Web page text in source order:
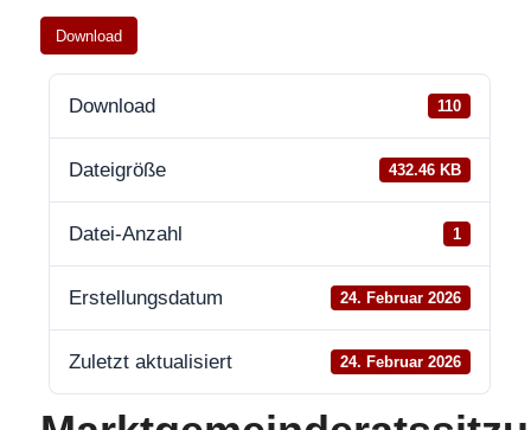
Download
Download 110
Dateigröße 432.46 KB
Datei-Anzahl 1
Erstellungsdatum 24. Februar 2026
Zuletzt aktualisiert 24. Februar 2026